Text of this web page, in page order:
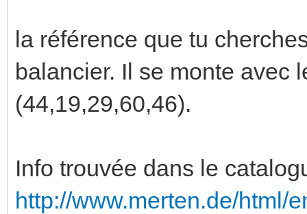
la référence que tu
balancier. Il se monte avec
(44,19,29,60,46).
Info trouvée dans le
http://www.merten.de/html/